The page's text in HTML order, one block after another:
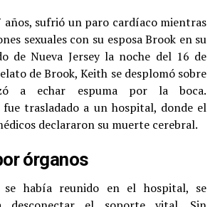
sufrió un paro cardíaco mientras
sexuales con su esposa Brook en su
de Nueva Jersey la noche del 16 de
de Brook, Keith se desplomó sobre
a echar espuma por la boca.
trasladado a un hospital, donde el
declararon su muerte cerebral.
órganos
se había reunido en el hospital, se